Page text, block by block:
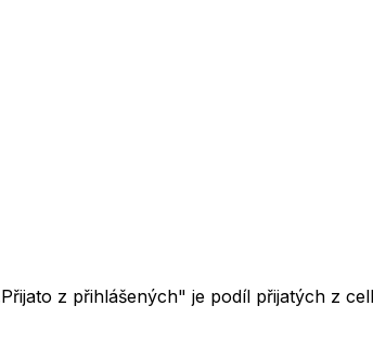
z přihlášených" je podíl přijatých z